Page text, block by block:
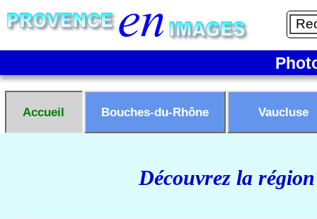
Accueil Bouches-du-Rhône Vaucluse
Découvrez la